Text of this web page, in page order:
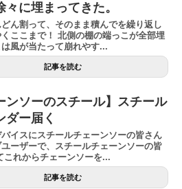
々に埋まってきた。
ん割って、そのまま積んでを繰り返し
ここまで！ 北側の棚の端っこが全部埋
風が当たって崩れやす...
記事を読む
ンソーのスチール】スチール
ダー届く
イスにスチールチェーンソーの皆さん
ーザーで、スチールチェーンソーの皆
これからチェーンソーを...
記事を読む